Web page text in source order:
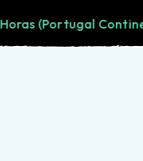
Desconto